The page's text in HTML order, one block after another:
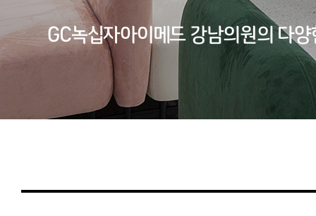
GC녹십자아이메드 강남의원의 다